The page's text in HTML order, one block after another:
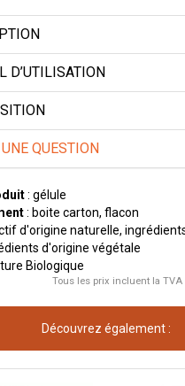
D’UTILISATION
QUESTION
: gélule
: boite carton, flacon
d'origine naturelle,
d'origine végétale
Biologique
Tous les prix incluent la
Découvrez également :